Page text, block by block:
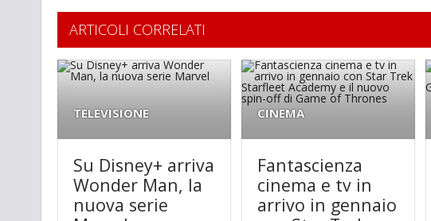
ARTICOLI CORRELATI
TELEVISIONE
Su Disney+ arriva
Wonder Man, la
nuova serie
CINEMA
Fantascienza
cinema e tv in
arrivo in gennaio